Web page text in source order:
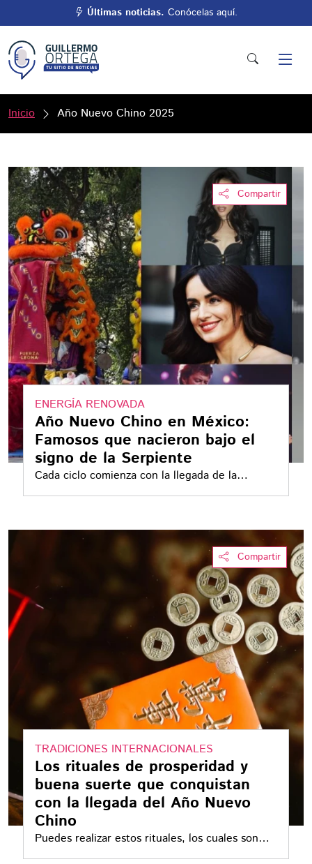
Últimas noticias. Conócelas aquí.
Inicio Año Nuevo Chino 2025
Compartir
ENERGÍA RENOVADA
Año Nuevo Chino en México:
Famosos que nacieron bajo el
signo de la Serpiente
Cada ciclo comienza con la llegada de la
primera Luna Nueva del año
Compartir
TRADICIONES INTERNACIONALES
Los rituales de prosperidad y
buena suerte que conquistan
con la llegada del Año Nuevo
Chino
Puedes realizar estos rituales, los cuales son
importantes dentro de la cultura del país